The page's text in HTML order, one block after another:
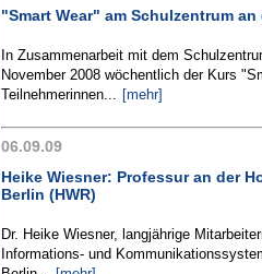
"Smart Wear" am Schulzentrum
In Zusammenarbeit mit dem
November 2008 wöchentlich der Kurs
Teilnehmerinnen... [mehr]
06.09.09
Heike Wiesner: Professur an der
Berlin (HWR)
Dr. Heike Wiesner, langjährige
Informations- und